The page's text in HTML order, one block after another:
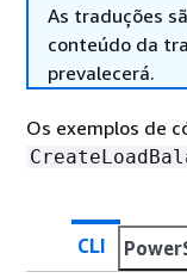
As traduções
conteúdo da
prevalecerá.
Os exemplos de
CLI